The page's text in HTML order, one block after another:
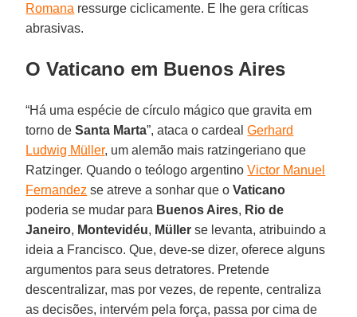
Romana ressurge ciclicamente. E lhe gera críticas
abrasivas.
O Vaticano em Buenos Aires
“Há uma espécie de círculo mágico que gravita em
torno de Santa Marta”, ataca o cardealGerhard
Ludwig Müller, um alemão mais ratzingeriano que
Ratzinger. Quando o teólogo argentinoVictor Manuel
Fernandez se atreve a sonhar que oVaticano
poderia se mudar para Buenos Aires, Rio de
Janeiro, Montevidéu, Müller se levanta, atribuindo a
ideia a Francisco. Que, deve-se dizer, oferece alguns
argumentos para seus detratores. Pretende
descentralizar, mas por vezes, de repente, centraliza
as decisões, intervém pela força, passa por cima de